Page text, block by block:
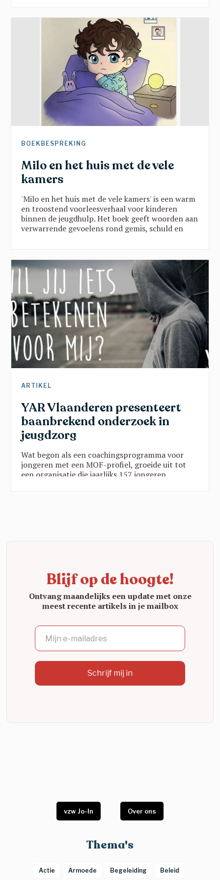
doorbreek verkokering, geef jongeren een stem
en zet hun talenten centraal. Een inspirerende
namiddag vol scherpe inzichten en hoopvolle
perspectieven.
BOEKBESPREKING
Milo en het huis met de vele
kamers
'Milo en het huis met de vele kamers' is een warm
en troostend voorleesverhaal voor kinderen
binnen de jeugdhulp. Het boek geeft woorden aan
verwarrende gevoelens rond gemis, schuld en
Een verhaal dat kinderen helpt groeien in rust,
veiligheid en vertrouwen en dat toont dat ze er
nooit alleen voor staan.
ARTIKEL
YAR Vlaanderen presenteert
baanbrekend onderzoek in
jeugdzorg
Wat begon als een coachingsprogramma voor
jongeren met een MOF-profiel, groeide uit tot
een organisatie die jaarlijks 157 jongeren
Blijf op de hoogte!
Ontvang maandelijks een update met onze
meest recente artikels in je mailbox
Thema's
Actie Armoede Begeleiding Beleid
vzw Jo-In Over ons